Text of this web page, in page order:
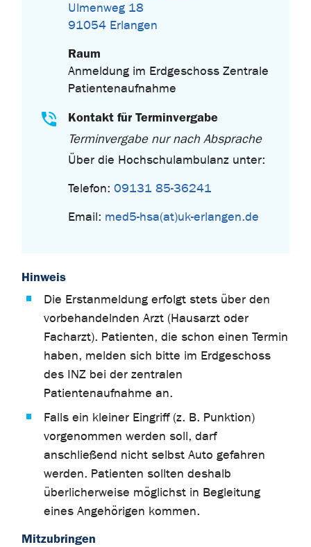
Ulmenweg 18
91054 Erlangen
Raum
Anmeldung im Erdgeschoss Zentrale
Patientenaufnahme
Kontakt für Terminvergabe
Terminvergabe nur nach Absprache
Über die Hochschulambulanz unter:
Telefon:09131 85-36241
Email: med5-hsa(at)uk-erlangen.de
Hinweis
Die Erstanmeldung erfolgt stets über den
vorbehandelnden Arzt (Hausarzt oder
Facharzt). Patienten, die schon einen Termin
haben, melden sich bitte im Erdgeschoss
des INZ bei der zentralen
Patientenaufnahme an.
Falls ein kleiner Eingriff (z. B. Punktion)
vorgenommen werden soll, darf
anschließend nicht selbst Auto gefahren
werden. Patienten sollten deshalb
überlicherweise möglichst in Begleitung
eines Angehörigen kommen.
Mitzubringen